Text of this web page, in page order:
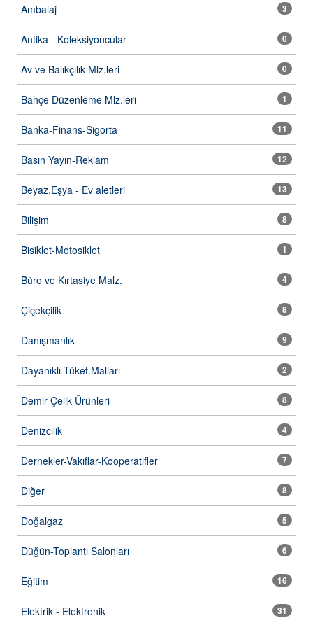
Ambalaj 3
Antika - Koleksiyoncular 0
Av ve Balıkçılık Mlz.leri 0
Bahçe Düzenleme Mlz.leri 1
Banka-Finans-Sigorta 11
Basın Yayın-Reklam 12
Beyaz.Eşya - Ev aletleri 13
Bilişim 8
Bisiklet-Motosiklet 1
Büro ve Kırtasiye Malz. 4
Çiçekçilik 8
Danışmanlık 9
Dayanıklı Tüket.Malları 2
Demir Çelik Ürünleri 8
Denizcilik 4
Dernekler-Vakıflar-Kooperatifler 7
Diğer 8
Doğalgaz 5
Düğün-Toplantı Salonları 6
Eğitim 16
Elektrik - Elektronik 31